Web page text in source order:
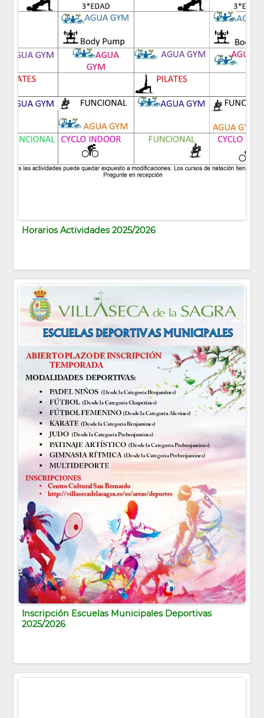
Horarios Actividades 2025/2026
Inscripción Escuelas Municipales Deportivas
2025/2026